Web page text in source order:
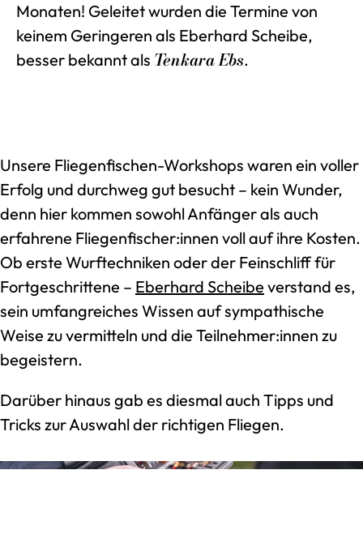
Monaten! Geleitet wurden die Termine von
keinem Geringeren als Eberhard Scheibe,
besser bekannt als Tenkara Ebs.
Unsere Fliegenfischen-Workshops waren ein voller
Erfolg und durchweg gut besucht – kein Wunder,
denn hier kommen sowohl Anfänger als auch
erfahrene Fliegenfischer:innen voll auf ihre Kosten.
Ob erste Wurftechniken oder der Feinschliff für
Fortgeschrittene – Eberhard Scheibe verstand es,
sein umfangreiches Wissen auf sympathische
Weise zu vermitteln und die Teilnehmer:innen zu
begeistern.
Darüber hinaus gab es diesmal auch Tipps und
Tricks zur Auswahl der richtigen Fliegen.